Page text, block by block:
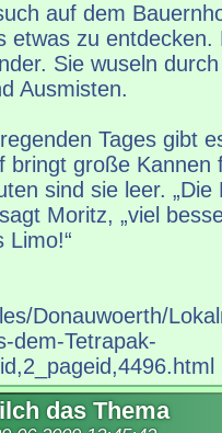
auf dem
etwas zu entdecken.
Sie wuseln
Ausmisten.
Tages gibt
bringt große Kannen
sind sie leer.
Moritz, „viel
Limo!“
Donauwoerth/
dem-Tetrapak-
das Thema